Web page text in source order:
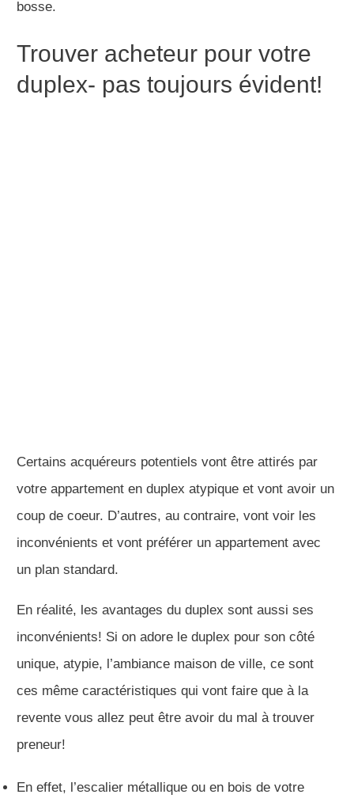
bosse.
Trouver acheteur pour votre
duplex- pas toujours évident!
Certains acquéreurs potentiels vont être attirés par
votre appartement en duplex atypique et vont avoir un
coup de coeur. D’autres, au contraire, vont voir les
inconvénients et vont préférer un appartement avec
un plan standard.
En réalité, les avantages du duplex sont aussi ses
inconvénients! Si on adore le duplex pour son côté
unique, atypie, l’ambiance maison de ville, ce sont
ces même caractéristiques qui vont faire que à la
revente vous allez peut être avoir du mal à trouver
preneur!
En effet, l’escalier métallique ou en bois de votre